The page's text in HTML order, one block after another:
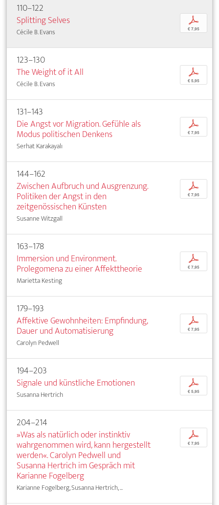
110–122
Splitting Selves
Cécile B. Evans
p
€ 7,95
123–130
The Weight of it All
Cécile B. Evans
p
€ 5,95
131–143
Die Angst vor Migration. Gefühle als
Modus politischen Denkens
Serhat Karakayalı
p
€ 7,95
144–162
Zwischen Aufbruch und Ausgrenzung.
Politiken der Angst in den
zeitgenössischen Künsten
Susanne Witzgall
p
€ 7,95
163–178
Immersion und Environment.
Prolegomena zu einer Affekttheorie
Marietta Kesting
p
€ 7,95
179–193
Affektive Gewohnheiten: Empfindung,
Dauer und Automatisierung
Carolyn Pedwell
p
€ 7,95
194–203
Signale und künstliche Emotionen
Susanna Hertrich
p
€ 5,95
204–214
»Was als natürlich oder instinktiv
wahrgenommen wird, kann hergestellt
werden«. Carolyn Pedwell und
Susanna Hertrich im Gespräch mit
Karianne Fogelberg
Karianne Fogelberg, Susanna Hertrich, ...
p
€ 7,95